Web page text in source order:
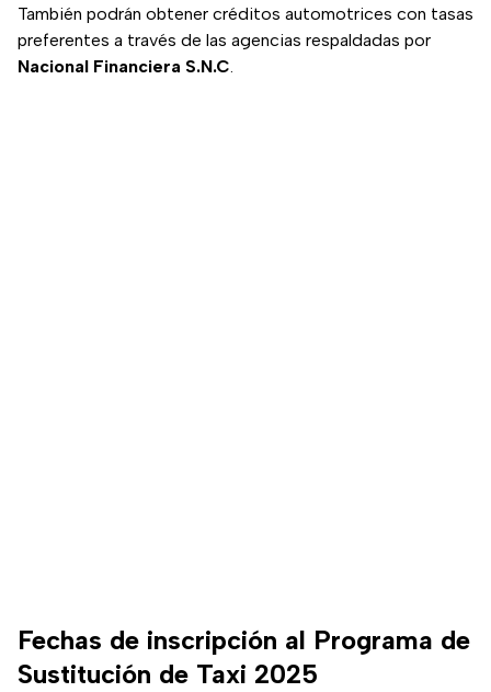
También podrán obtener créditos automotrices con tasas
preferentes a través de las agencias respaldadas por
Nacional Financiera S.N.C.
Fechas de inscripción al Programa de
Sustitución de Taxi 2025